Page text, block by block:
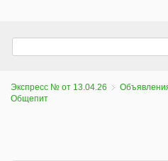
Экспресс № от 13.04.26
Общепит